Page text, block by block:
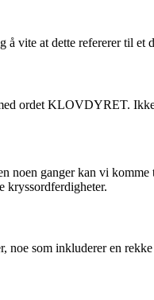
at dette refererer til et
ordet KLOVDYRET.
noen ganger kan vi
kryssordferdigheter.
som inkluderer en